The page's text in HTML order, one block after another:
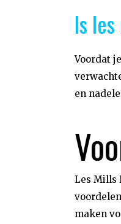
Is
Voordat
en
Les Mills
maken